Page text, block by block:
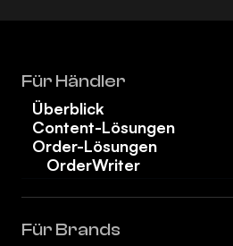
Für Händler
Überblick
Content-Lösungen
Order-Lösungen
OrderWriter
Für Brands